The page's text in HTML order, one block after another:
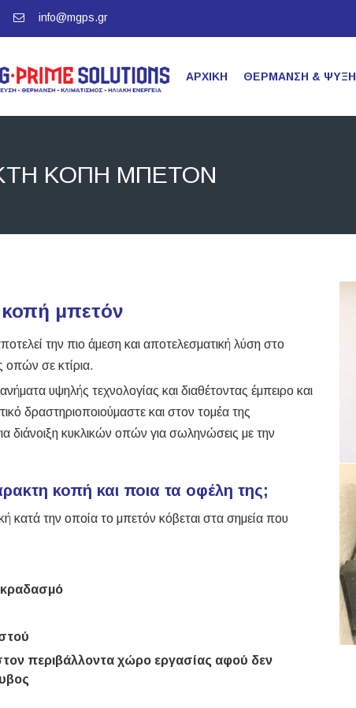
info@mgps.gr
ΑΡΧΙΚΉ ΘΕΡΜΑΝΣΗ & ΨΥΞΗ
ΚΟΠΉ ΜΠΕΤΌΝ
κοπή μπετόν
την πιο άμεση και αποτελεσματική λύση στο
οπών σε κτίρια.
υψηλής τεχνολογίας και διαθέτοντας έμπειρο και
δραστηριοποιούμαστε και στον τομέα της
διάνοιξη κυκλικών οπών για σωληνώσεις με την
κοπή και ποια τα οφέλη της;
κατά την οποία το μπετόν κόβεται στα σημεία που
περιβάλλοντα χώρο εργασίας αφού δεν